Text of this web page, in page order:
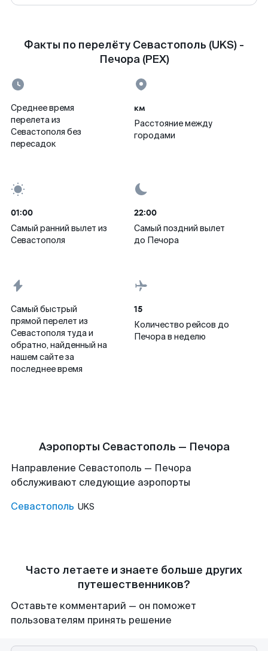
Факты по перелёту Севастополь (UKS) -
Печора (PEX)
Среднее время
перелета из
Севастополя без
пересадок
км
Расстояние между
городами
01:00
Самый ранний вылет из
Севастополя
22:00
Самый поздний вылет
до Печора
Самый быстрый
прямой перелет из
Севастополя туда и
обратно, найденный на
нашем сайте за
последнее время
15
Количество рейсов до
Печора в неделю
Аэропорты Севастополь — Печора
Направление Севастополь — Печора
обслуживают следующие аэропорты
Севастополь UKS
Часто летаете и знаете больше других
путешественников?
Оставьте комментарий — он поможет
пользователям принять решение